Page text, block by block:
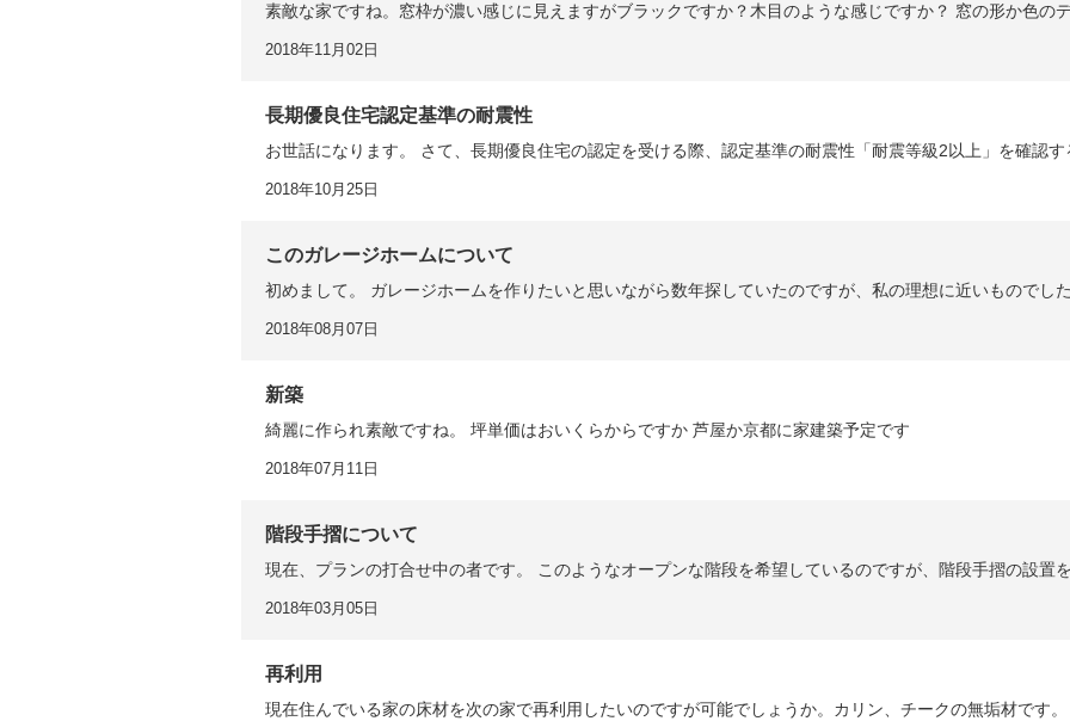
素敵な家ですね。窓枠が濃い感じに見えますがブラックですか？木目のような感じですか？ 窓の形か色の
2018年11月02日
長期優良住宅認定基準の耐震性
お世話になります。 さて、長期優良住宅の認定を受ける際、認定基準の耐震性「耐震等級2以上」を確認す
2018年10月25日
このガレージホームについて
初めまして。 ガレージホームを作りたいと思いながら数年探していたのですが、私の理想に近いものでし
2018年08月07日
新築
綺麗に作られ素敵ですね。 坪単価はおいくらからですか 芦屋か京都に家建築予定です
2018年07月11日
階段手摺について
現在、プランの打合せ中の者です。 このようなオープンな階段を希望しているのですが、階段手摺の設置
2018年03月05日
再利用
現在住んでいる家の床材を次の家で再利用したいのですが可能でしょうか。カリン、チークの無垢材です。